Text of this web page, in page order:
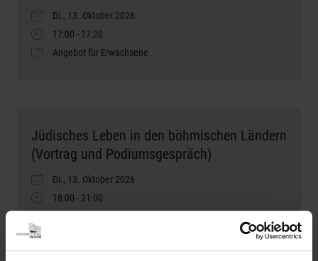
Di., 13. Oktober 2026
17:00 - 17:20
Angebot für Erwachsene
Jüdisches Leben in den böhmischen Ländern
(Vortrag und Podiumsgespräch)
Di., 13. Oktober 2026
18:00 - 21:00